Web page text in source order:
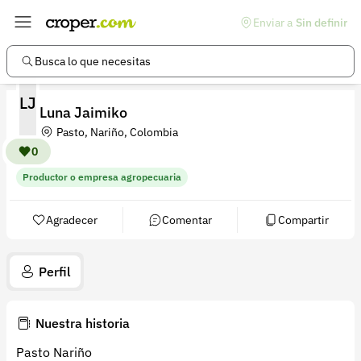
Enviar a Sin definir
Busca lo que necesitas
LJ
0
Luna Jaimiko
Pasto, Nariño, Colombia
Productor o empresa agropecuaria
Agradecer Comentar Compartir
Perfil
Nuestra historia
Pasto Nariño
Enlaces de interés
Preguntas frecuentes
Ayuda
Información legal
Términos y condiciones
Política de devoluciones
Cuenta